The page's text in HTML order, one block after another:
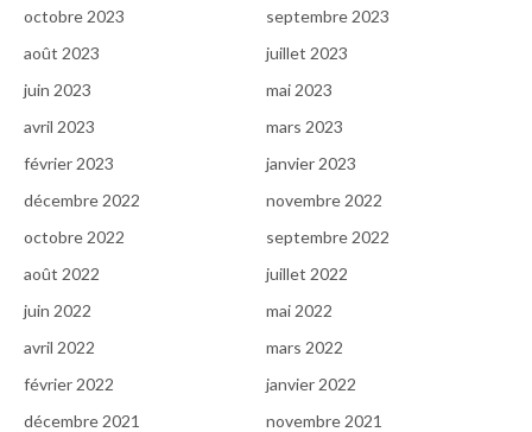
octobre 2023
septembre 2023
août 2023
juillet 2023
juin 2023
mai 2023
avril 2023
mars 2023
février 2023
janvier 2023
décembre 2022
novembre 2022
octobre 2022
septembre 2022
août 2022
juillet 2022
juin 2022
mai 2022
avril 2022
mars 2022
février 2022
janvier 2022
décembre 2021
novembre 2021